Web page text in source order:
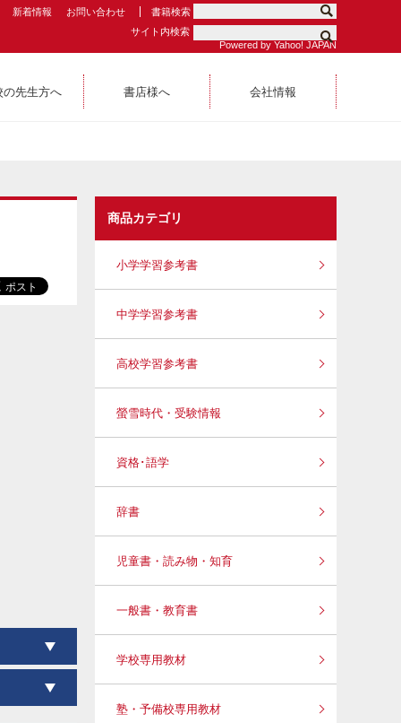
新着情報 お問い合わせ
書籍検索
サイト内検索
Powered by Yahoo! JAPAN
の先生方へ 書店様へ 会社情報
商品カテゴリ
小学学習参考書
中学学習参考書
高校学習参考書
螢雪時代・受験情報
資格･語学
辞書
児童書・読み物・知育
一般書・教育書
学校専用教材
塾・予備校専用教材